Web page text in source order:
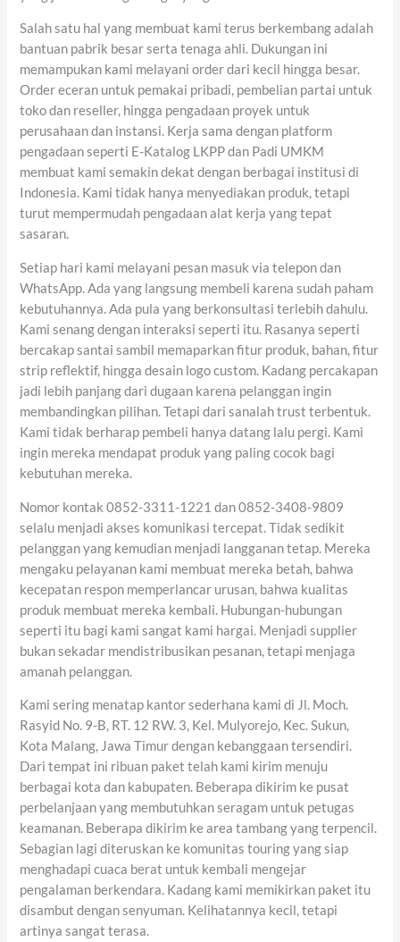
Salah satu hal yang membuat kami terus berkembang adalah
bantuan pabrik besar serta tenaga ahli. Dukungan ini
memampukan kami melayani order dari kecil hingga besar.
Order eceran untuk pemakai pribadi, pembelian partai untuk
toko dan reseller, hingga pengadaan proyek untuk
perusahaan dan instansi. Kerja sama dengan platform
pengadaan seperti E-Katalog LKPP dan Padi UMKM
membuat kami semakin dekat dengan berbagai institusi di
Indonesia. Kami tidak hanya menyediakan produk, tetapi
turut mempermudah pengadaan alat kerja yang tepat
sasaran.
Setiap hari kami melayani pesan masuk via telepon dan
WhatsApp. Ada yang langsung membeli karena sudah paham
kebutuhannya. Ada pula yang berkonsultasi terlebih dahulu.
Kami senang dengan interaksi seperti itu. Rasanya seperti
bercakap santai sambil memaparkan fitur produk, bahan, fitur
strip reflektif, hingga desain logo custom. Kadang percakapan
jadi lebih panjang dari dugaan karena pelanggan ingin
membandingkan pilihan. Tetapi dari sanalah trust terbentuk.
Kami tidak berharap pembeli hanya datang lalu pergi. Kami
ingin mereka mendapat produk yang paling cocok bagi
kebutuhan mereka.
Nomor kontak 0852-3311-1221 dan 0852-3408-9809
selalu menjadi akses komunikasi tercepat. Tidak sedikit
pelanggan yang kemudian menjadi langganan tetap. Mereka
mengaku pelayanan kami membuat mereka betah, bahwa
kecepatan respon memperlancar urusan, bahwa kualitas
produk membuat mereka kembali. Hubungan-hubungan
seperti itu bagi kami sangat kami hargai. Menjadi supplier
bukan sekadar mendistribusikan pesanan, tetapi menjaga
amanah pelanggan.
Kami sering menatap kantor sederhana kami di Jl. Moch.
Rasyid No. 9-B, RT. 12 RW. 3, Kel. Mulyorejo, Kec. Sukun,
Kota Malang, Jawa Timur dengan kebanggaan tersendiri.
Dari tempat ini ribuan paket telah kami kirim menuju
berbagai kota dan kabupaten. Beberapa dikirim ke pusat
perbelanjaan yang membutuhkan seragam untuk petugas
keamanan. Beberapa dikirim ke area tambang yang terpencil.
Sebagian lagi diteruskan ke komunitas touring yang siap
menghadapi cuaca berat untuk kembali mengejar
pengalaman berkendara. Kadang kami memikirkan paket itu
disambut dengan senyuman. Kelihatannya kecil, tetapi
artinya sangat terasa.